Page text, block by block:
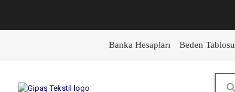
Banka Hesapları Beden Tablosu